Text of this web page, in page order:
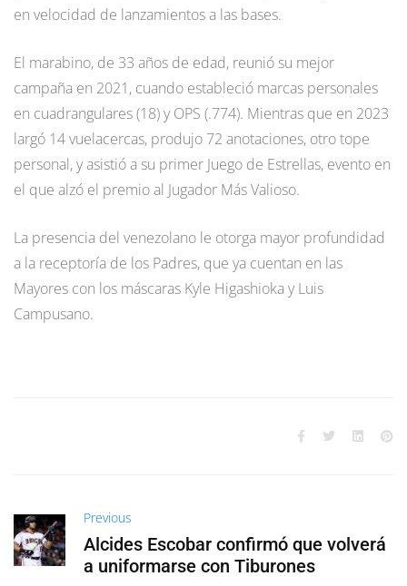
en velocidad de lanzamientos a las bases.
El marabino, de 33 años de edad, reunió su mejor
campaña en 2021, cuando estableció marcas personales
en cuadrangulares (18) y OPS (.774). Mientras que en 2023
largó 14 vuelacercas, produjo 72 anotaciones, otro tope
personal, y asistió a su primer Juego de Estrellas, evento en
el que alzó el premio al Jugador Más Valioso.
La presencia del venezolano le otorga mayor profundidad
a la receptoría de los Padres, que ya cuentan en las
Mayores con los máscaras Kyle Higashioka y Luis
Campusano.
Previous
Alcides Escobar confirmó que volverá
a uniformarse con Tiburones